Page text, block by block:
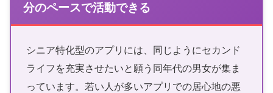
分のペースで活動できる
シニア特化型のアプリには、同じようにセカンド
ライフを充実させたいと願う同年代の男女が集ま
っています。若い人が多いアプリでの居心地の悪